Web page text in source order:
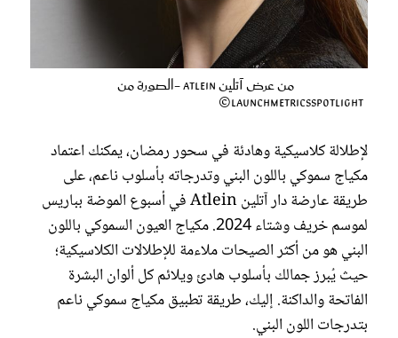
من عرض آتلين Atlein -الصورة من
LaunchmetricsSpotlight©
لإطلالة كلاسيكية وهادئة في سحور رمضان، يمكنك اعتماد
مكياج سموكي باللون البني وتدرجاته بأسلوب ناعم، على
طريقة عارضة دار آتلين Atlein في أسبوع الموضة بباريس
لموسم خريف وشتاء 2024. مكياج العيون السموكي باللون
البني هو من أكثر الصيحات ملاءمة للإطلالات الكلاسيكية؛
حيث يُبرز جمالك بأسلوب هادئ ويلائم كل ألوان البشرة
الفاتحة والداكنة. إليك، طريقة تطبيق مكياج سموكي ناعم
بتدرجات اللون البني.